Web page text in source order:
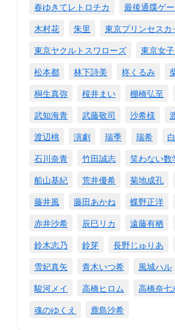
春ゆきてレトロチカ
最後通牒ゲ
木村花
朱里
東京プリンセスカ
東京ヤクルトスワローズ
東京女
松本都
林下詩美 柊くるみ
桐生真弥
桜井まい 棚橋弘至
武知海青
武藤敬司 沙希様
渡辺桃
演劇 瑞季 瑞希
石川奈青
竹田誠志 笑わない数
船山基紀
荒井優希 菊地成孔
藤井風
藤田あかね 蝶野正洋
赤井沙希
辰巳リカ 遠藤有栖
鈴木志乃
鈴芽 長野じゅりあ
雪妃真矢
青木いつ希 風城ハル
駿河メイ
高橋ヒロム 高橋奈七
魂のゆくえ
鹿島沙希